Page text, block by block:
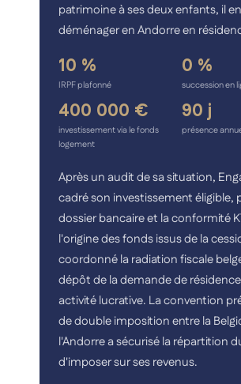
patrimoine à ses deux enfants, il
déménager en Andorre en
10 %
IRPF plafonné
0 %
succession en
400 000 €
investissement via le fonds
logement
90 j
présence
Après un audit de sa situation,
cadré son investissement éligible,
dossier bancaire et la conformité
l'origine des fonds issus de la
coordonné la radiation fiscale
dépôt de la demande de
activité lucrative. La convention
de double imposition entre la
l'Andorre a sécurisé la répartition
d'imposer sur ses revenus.